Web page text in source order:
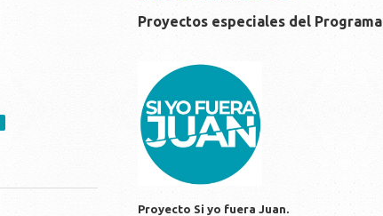
Proyectos especiales del Programa
19c214d7-810f-4306-ba0f-
0cd29996aa7f.jpeg
Proyecto Si yo fuera Juan.